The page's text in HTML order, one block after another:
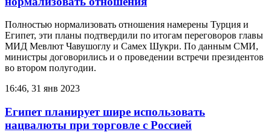
Полностью нормализовать отношения намерены Турция и
Египет, эти планы подтвердили по итогам переговоров главы
МИД Мевлют Чавушоглу и Самех Шукри. По данным СМИ,
министры договорились и о проведении встречи президентов
во втором полугодии.
16:46, 31 янв 2023
Египет планирует шире использовать
нацвалюты при торговле с Россией